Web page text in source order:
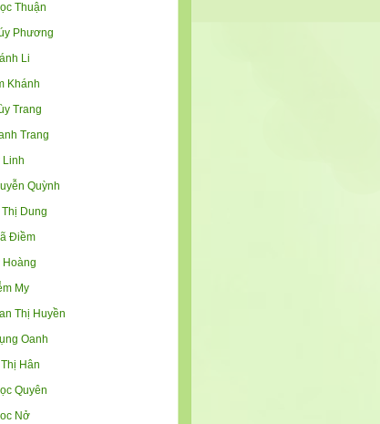
Thuận
Phương
Li
Khánh
Trang
Trang
Linh
Quỳnh
Dung
Điềm
Hoàng
My
Thị Huyền
Oanh
Hân
Quyên
Nở